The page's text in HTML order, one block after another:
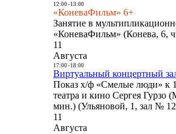
12:00- 13:00
«КоневаФильм» 6+
Занятие в
«КоневаФильм» (Конева, 6,
11
Августа
17:00- 18:00
Виртуальный концертный
Показ х/ф «Смелые люди» к
театра и кино Сергея Гурзо
мин.) (Ульяновой, 1, зал №
11
Августа